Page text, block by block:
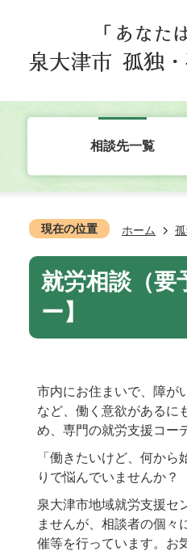
相談先一覧
現在の位置 ホーム
就労相談（要
ー】
市内にお住まいで、障が
など、働く意欲があるに
め、専門の就労支援コー
「働きたいけど、何か
りで悩んでいませんか？
泉大津市地域就労支援セ
ませんが、相談者の個々
催等を行っています。お